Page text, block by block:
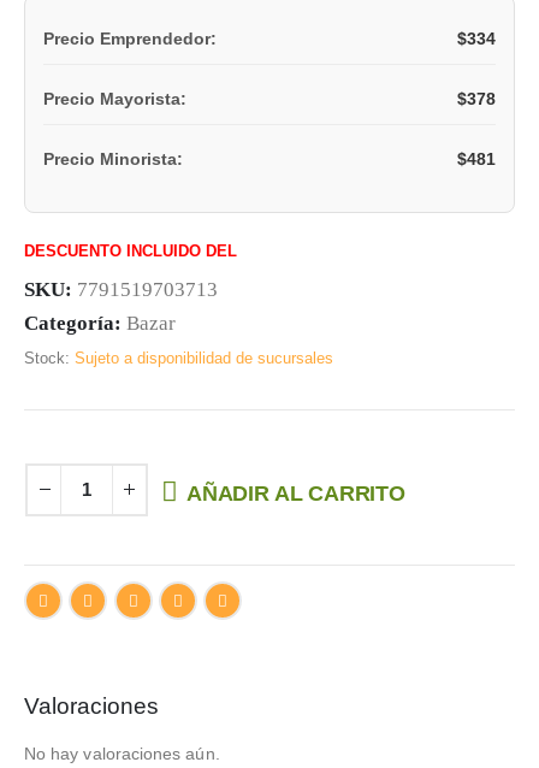
Precio Emprendedor: $334
Precio Mayorista: $378
Precio Minorista: $481
DESCUENTO INCLUIDO DEL
SKU: 7791519703713
Categoría: Bazar
Stock: Sujeto a disponibilidad de sucursales
AÑADIR AL CARRITO
Valoraciones
No hay valoraciones aún.